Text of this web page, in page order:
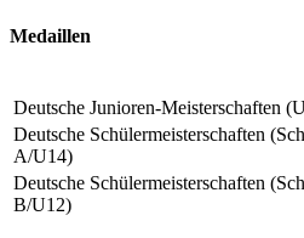
Medaillen
Deutsche Junioren-Meisterschaften
Deutsche Schülermeisterschaften
A/U14)
Deutsche Schülermeisterschaften
B/U12)